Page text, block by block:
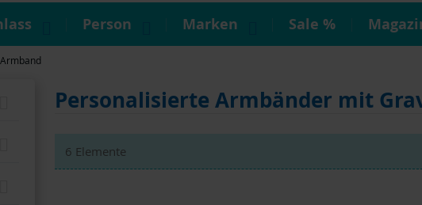
Person Marken Sale %
Armband
Personalisierte Armbänder mit
6 Elemente